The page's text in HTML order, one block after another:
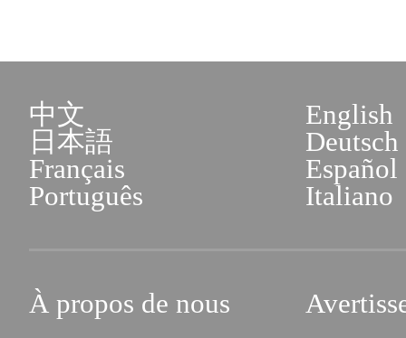
中文
English
日本語
Deutsch
Français
Español
Português
Italiano
À propos de nous